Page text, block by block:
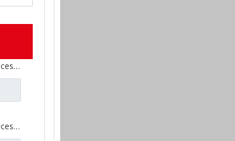
Couverture de roue pour les pièces de rechange WG9981340001 de camion de Sinotruk Howo
Couverture de roue pour les pièces de rechange WG9981340401 de camion de Sinotruk Howo